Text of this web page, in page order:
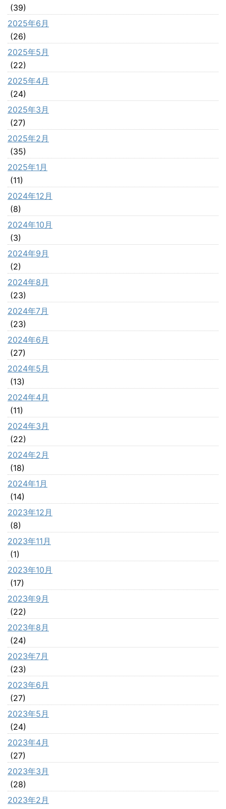
(39)
2025年6月
(26)
2025年5月
(22)
2025年4月
(24)
2025年3月
(27)
2025年2月
(35)
2025年1月
(11)
2024年12月
(8)
2024年10月
(3)
2024年9月
(2)
2024年8月
(23)
2024年7月
(23)
2024年6月
(27)
2024年5月
(13)
2024年4月
(11)
2024年3月
(22)
2024年2月
(18)
2024年1月
(14)
2023年12月
(8)
2023年11月
(1)
2023年10月
(17)
2023年9月
(22)
2023年8月
(24)
2023年7月
(23)
2023年6月
(27)
2023年5月
(24)
2023年4月
(27)
2023年3月
(28)
2023年2月